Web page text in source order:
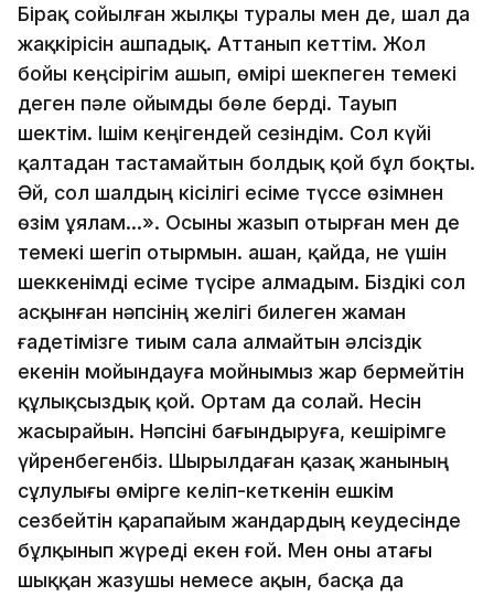
Бірақ сойылған жылқы туралы мен де, шал да
жақкірісін ашпадық. Аттанып кеттім. Жол
бойы кеңсірігім ашып, өмірі шекпеген темекі
деген пәле ойымды бөле берді. Тауып
шектім. Ішім кеңігендей сезіндім. Сол күйі
қалтадан тастамайтын болдық қой бұл боқты.
Әй, сол шалдың кісілігі есіме түссе өзімнен
өзім ұялам...». Осыны жазып отырған мен де
темекі шегіп отырмын. Қашан, қайда, не үшін
шеккенімді есіме түсіре алмадым. Біздікі сол
асқынған нәпсінің желігі билеген жаман
ғадетімізге тиым сала алмайтын әлсіздік
екенін мойындауға мойнымыз жар бермейтін
құлықсыздық қой. Ортам да солай. Несін
жасырайын. Нәпсіні бағындыруға, кешірімге
үйренбегенбіз. Шырылдаған қазақ жанының
сұлулығы өмірге келіп-кеткенін ешкім
сезбейтін қарапайым жандардың кеудесінде
бұлқынып жүреді екен ғой. Мен оны атағы
шыққан жазушы немесе ақын, басқа да